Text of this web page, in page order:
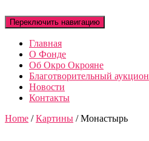
Переключить навигацию
Главная
О Фонде
Об Окро Окрояне
Благотворительный аукцион
Новости
Контакты
Home /Картины / Монастырь